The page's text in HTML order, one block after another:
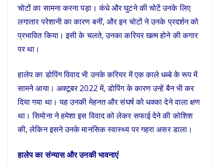
चोटों का सामना करना पड़ा। कंधे और घुटने की चोटें उनके लिए
लगातार परेशानी का कारण बनीं, और इन चोटों ने उनके प्रदर्शन को
प्रभावित किया। इसी के चलते, उनका करियर खत्म होने की कगार
पर था।
हालेप का डोपिंग विवाद भी उनके करियर में एक काले धब्बे के रूप में
सामने आया। अक्टूबर 2022 में, डोपिंग के कारण उन्हें बैन भी कर
दिया गया था। यह उनकी मेहनत और संघर्ष को धक्का देने वाला क्षण
था। सिमोना ने हमेशा इस विवाद को लेकर सफाई देने की कोशिश
की, लेकिन इसने उनके मानसिक स्वास्थ्य पर गहरा असर डाला।
हालेप का संन्यास और उनकी भावनाएं